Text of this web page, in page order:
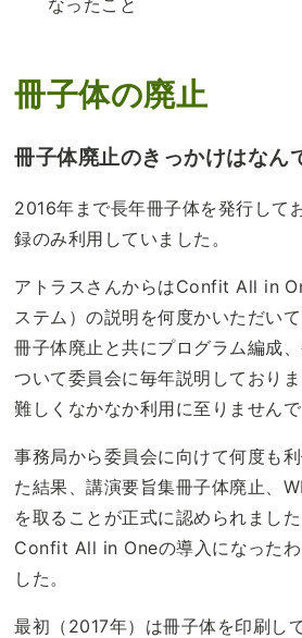
冊子体の廃止
冊子体廃止のきっかけはなん
2016年まで長年冊子体を発行して
録のみ利用していました。
アトラスさんからはConfit All in
ステム）の説明を何度かいただい
冊子体廃止と共にプログラム編成
ついて委員会に毎年説明しており
難しくなかなか利用に至りませんで
事務局から委員会に向けて何度も
た結果、講演要旨集冊子体廃止、
を取ることが正式に認められまし
Confit All in Oneの導入になった
した。
最初（2017年）は冊子体を印刷し